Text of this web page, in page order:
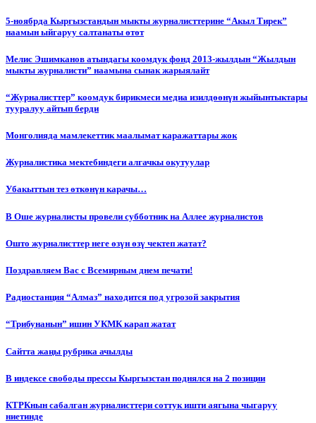
5-ноябрда Кыргызстандын мыкты журналисттерине “Акыл Тирек”
наамын ыйгаруу салтанаты өтөт
Мелис Эшимканов атындагы коомдук фонд 2013-жылдын “Жылдын
мыкты журналисти” наамына сынак жарыялайт
“Журналисттер” коомдук бирикмеси медиа изилдөөнүн жыйынтыктары
тууралуу айтып берди
Монголияда мамлекеттик маалымат каражаттары жок
Журналистика мектебиндеги алгачкы окутуулар
Убакыттын тез өткөнүн карачы…
В Оше журналисты провели субботник на Аллее журналистов
Ошто журналисттер неге өзүн өзү чектеп жатат?
Поздравляем Вас с Всемирным днем печати!
Радиостанция “Алмаз” находится под угрозой закрытия
“Трибунанын” ишин УКМК карап жатат
Сайтта жаңы рубрика ачылды
В индексе свободы прессы Кыргызстан поднялся на 2 позиции
КТРКнын сабалган журналисттери соттук ишти аягына чыгаруу
ниетинде